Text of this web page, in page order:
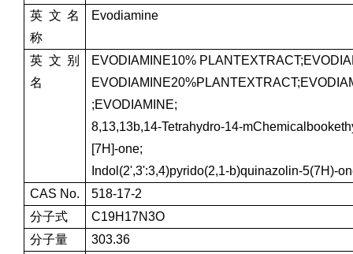
英文名
称
Evodiamine
英文别
名
EVODIAMINE10%
;EVODIAMINE;
8,13,13b,14-Tetrahydro-14-
[7H]-one;
Indol(2',3':3,4)pyrido(2,1-b)quinazolin-5(7H)-
CAS No.
518-17-2
分子式
C19H17N3O
分子量
303.36